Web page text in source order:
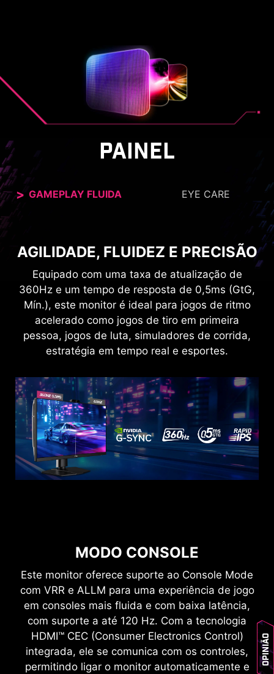
PAINEL
GAMEPLAY FLUIDA EYE CARE
AGILIDADE, FLUIDEZ E PRECISÃO
Equipado com uma taxa de atualização de
360Hz e um tempo de resposta de 0,5ms (GtG,
Mín.), este monitor é ideal para jogos de ritmo
acelerado como jogos de tiro em primeira
pessoa, jogos de luta, simuladores de corrida,
estratégia em tempo real e esportes.
ENXERGUE COM CLAREZA E
CONFORTO
As tecnologias Anti-Flicker e Less Blue Light
proporcionam uma experiência extremamente
confortável aos olhos, reduzindo a cintilação e
exibindo níveis reduzidos de luz azul. Diga não à
fadiga ocular nas jogatinas prolongadas.
MODO CONSOLE
Este monitor oferece suporte ao Console Mode
com VRR e ALLM para uma experiência de jogo
em consoles mais fluida e com baixa latência,
com suporte a até 120 Hz. Com a tecnologia
HDMI™ CEC (Consumer Electronics Control)
integrada, ele se comunica com os controles,
permitindo ligar o monitor automaticamente e
Opinião